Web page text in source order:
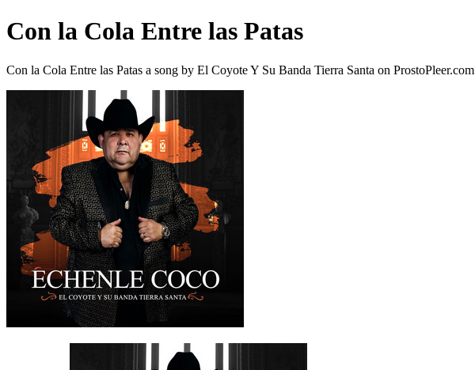
Con la Cola Entre las Patas
Con la Cola Entre las Patas a song by El Coyote Y Su Banda Tierra Santa on ProstoPleer.com